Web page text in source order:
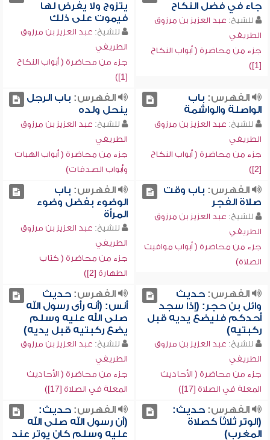
جاء في فضل النكاح
للشيخ: عبد العزيز بن مرزوق
الطريفي
جزء من محاضرة ( أبواب النكاح
[1])
يتزوج ولا يفرض لها
فيموت على ذلك
للشيخ: عبد العزيز بن مرزوق
الطريفي
جزء من محاضرة ( أبواب النكاح
[1])
الفهرس: باب
الواصلة والواشمة
للشيخ: عبد العزيز بن مرزوق
الطريفي
جزء من محاضرة ( أبواب النكاح
[2])
الفهرس: باب الرجل
ينحل ولده
للشيخ: عبد العزيز بن مرزوق
الطريفي
جزء من محاضرة ( أبواب الهبات
وأبواب الصدقات)
الفهرس: باب وقت
صلاة الفجر
للشيخ: عبد العزيز بن مرزوق
الطريفي
جزء من محاضرة ( أبواب مواقيت
الصلاة)
الفهرس: باب
الوضوء بفضل وضوء
المرأة
للشيخ: عبد العزيز بن مرزوق
الطريفي
جزء من محاضرة ( كتاب
الطهارة [2])
الفهرس:حديث
وائل بن حجر: (إذا سجد
أحدكم فليضع يديه قبل
ركبتيه)
للشيخ: عبد العزيز بن مرزوق
الطريفي
جزء من محاضرة ( الأحاديث
المعلة في الصلاة [17])
الفهرس:حديث
أنس: (أنه رأى رسول الله
صلى الله عليه وسلم
يضع ركبتيه قبل يديه)
للشيخ: عبد العزيز بن مرزوق
الطريفي
جزء من محاضرة ( الأحاديث
المعلة في الصلاة [17])
الفهرس:حديث:
(الوتر ثلاثاً كصلاة
المغرب)
الفهرس:حديث:
(أن رسول الله صلى الله
عليه وسلم كان يوتر عند